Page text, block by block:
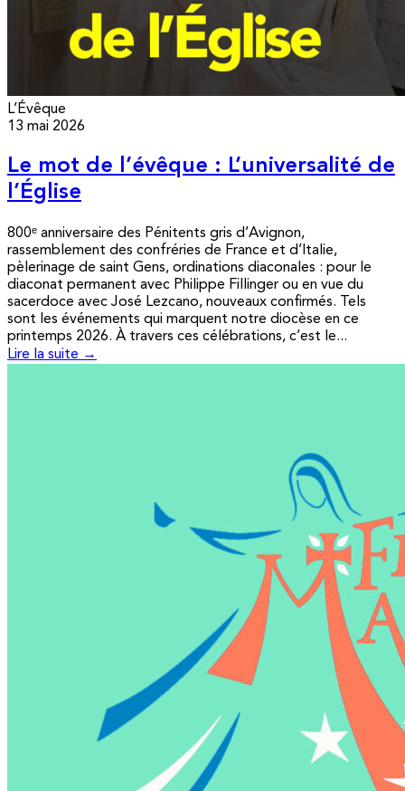
L’Évêque
13 mai 2026
Le mot de l’évêque : L’universalité de
l’Église
800ᵉ anniversaire des Pénitents gris d’Avignon,
rassemblement des confréries de France et d’Italie,
pèlerinage de saint Gens, ordinations diaconales : pour le
diaconat permanent avec Philippe Fillinger ou en vue du
sacerdoce avec José Lezcano, nouveaux confirmés. Tels
sont les événements qui marquent notre diocèse en ce
printemps 2026. À travers ces célébrations, c’est le...
Lire la suite →